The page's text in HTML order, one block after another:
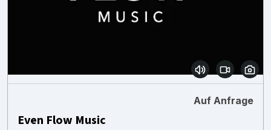
Auf Anfrage
Even Flow Music